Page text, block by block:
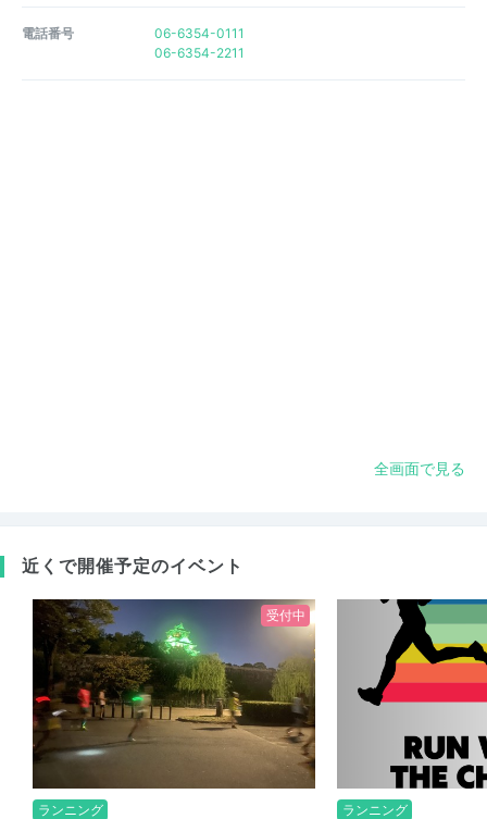
電話番号
06-6354-0111
06-6354-2211
全画面で見る
近くで開催予定のイベント
受付中
ランニング
ランニング